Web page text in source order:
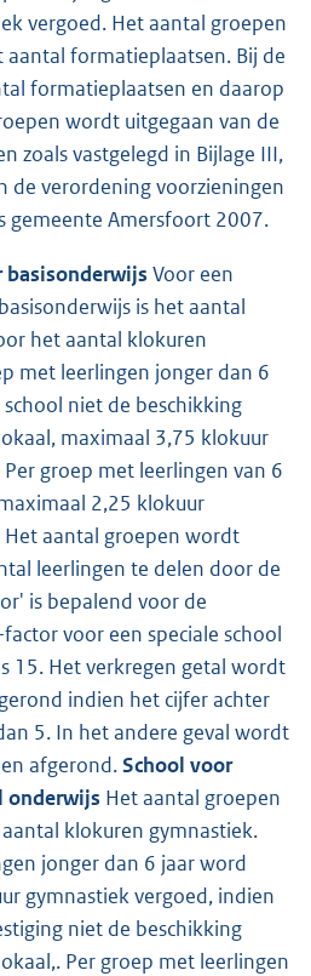
vergoed. Het aantal groepen
aantal formatieplaatsen. Bij de
formatieplaatsen en daarop
wordt uitgegaan van de
zoals vastgelegd in Bijlage III,
de verordening voorzieningen
gemeente Amersfoort 2007.
basisonderwijs Voor een
is het aantal
het aantal klokuren
met leerlingen jonger dan 6
niet de beschikking
maximaal 3,75 klokuur
groep met leerlingen van 6
2,25 klokuur
aantal groepen wordt
leerlingen te delen door de
is bepalend voor de
voor een speciale school
15. Het verkregen getal wordt
indien het cijfer achter
5. In het andere geval wordt
afgerond.School voor
onderwijs Het aantal groepen
klokuren gymnastiek.
jonger dan 6 jaar word
gymnastiek vergoed, indien
niet de beschikking
Per groep met leerlingen